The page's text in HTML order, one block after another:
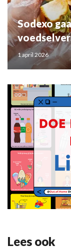
Sodexo
1 april 2026
Lees ook